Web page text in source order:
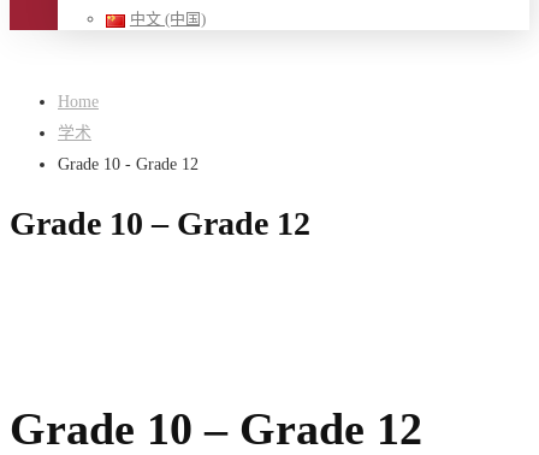
中文 (中国)
Home
学术
Grade 10 - Grade 12
Grade 10 – Grade 12
Grade 10 – Grade 12